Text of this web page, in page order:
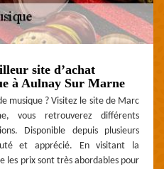
site d’achat
à Aulnay Sur Marne
musique ? Visitez le site de Marc
vous retrouverez différents
Disponible depuis plusieurs
et apprécié. En visitant la
les prix sont très abordables pour